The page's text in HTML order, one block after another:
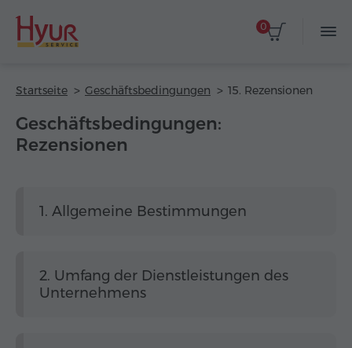
0
Startseite Geschäftsbedingungen 15. Rezensionen
Geschäftsbedingungen:
Rezensionen
1. Allgemeine Bestimmungen
2. Umfang der Dienstleistungen des
Unternehmens